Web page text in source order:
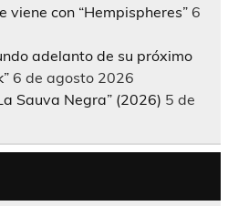
viene con “Hempispheres” 6
adelanto de su próximo
6 de agosto 2026
Sauva Negra” (2026) 5 de